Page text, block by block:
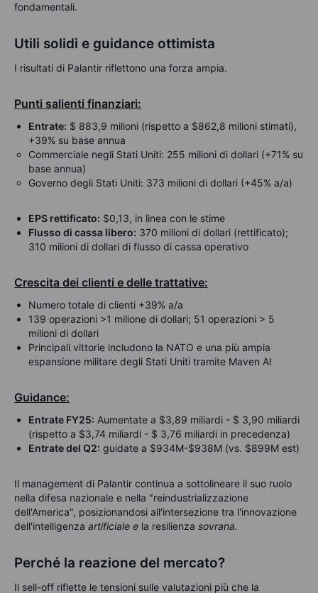
fondamentali.
Utili solidi e guidance ottimista
I risultati di Palantir riflettono una forza ampia.
Punti salienti finanziari:
Entrate: $ 883,9 milioni (rispetto a $862,8 milioni stimati),
+39% su base annua
Commerciale negli Stati Uniti: 255 milioni di dollari (+71% su
base annua)
Governo degli Stati Uniti: 373 milioni di dollari (+45% a/a)
EPS rettificato: $0,13, in linea con le stime
Flusso di cassa libero: 370 milioni di dollari (rettificato);
310 milioni di dollari di flusso di cassa operativo
Crescita dei clienti e delle trattative:
Numero totale di clienti +39% a/a
139 operazioni >1 milione di dollari; 51 operazioni > 5
milioni di dollari
Principali vittorie includono la NATO e una più ampia
espansione militare degli Stati Uniti tramite Maven AI
Guidance:
Entrate FY25: Aumentate a $3,89 miliardi - $ 3,90 miliardi
(rispetto a $3,74 miliardi - $ 3,76 miliardi in precedenza)
Entrate del Q2: guidate a $934M-$938M (vs. $899M est)
Il management di Palantir continua a sottolineare il suo ruolo
nella difesa nazionale e nella "reindustrializzazione
dell'America", posizionandosi all'intersezione tra l'innovazione
dell'intelligenza artificiale e la resilienza sovrana.
Perché la reazione del mercato?
Il sell-off riflette le tensioni sulle valutazioni più che la